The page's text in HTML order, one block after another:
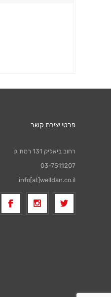
פרטי יצירת קשר
רחוב ביאליק 131 רמת גן
03-7511207
info[at]welldan.co.il